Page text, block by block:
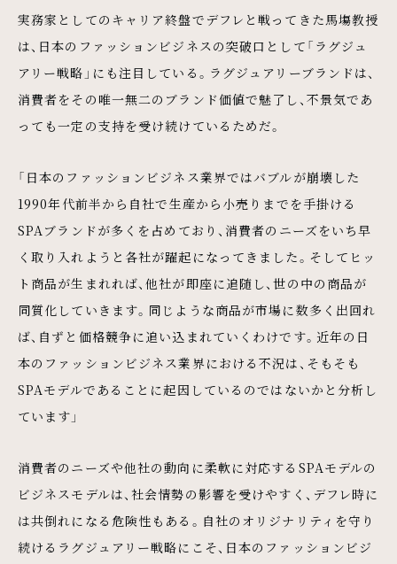
実務家としてのキャリア終盤でデフレと戦ってきた馬塲教授
は、日本のファッションビジネスの突破口として「ラグジュ
アリー戦略」にも注目している。ラグジュアリーブランドは、
消費者をその唯一無二のブランド価値で魅了し、不景気であ
っても一定の支持を受け続けているためだ。
「日本のファッションビジネス業界ではバブルが崩壊した
1990年代前半から自社で生産から小売りまでを手掛ける
SPAブランドが多くを占めており、消費者のニーズをいち早
く取り入れようと各社が躍起になってきました。そしてヒッ
ト商品が生まれれば、他社が即座に追随し、世の中の商品が
同質化していきます。同じような商品が市場に数多く出回れ
ば、自ずと価格競争に追い込まれていくわけです。近年の日
本のファッションビジネス業界における不況は、そもそも
SPAモデルであることに起因しているのではないかと分析し
ています」
消費者のニーズや他社の動向に柔軟に対応するSPAモデルの
ビジネスモデルは、社会情勢の影響を受けやすく、デフレ時に
は共倒れになる危険性もある。自社のオリジナリティを守り
続けるラグジュアリー戦略にこそ、日本のファッションビジ